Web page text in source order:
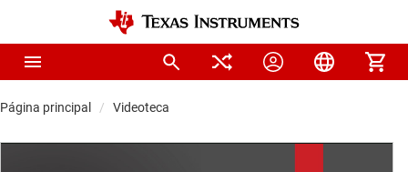
Página principal Videoteca